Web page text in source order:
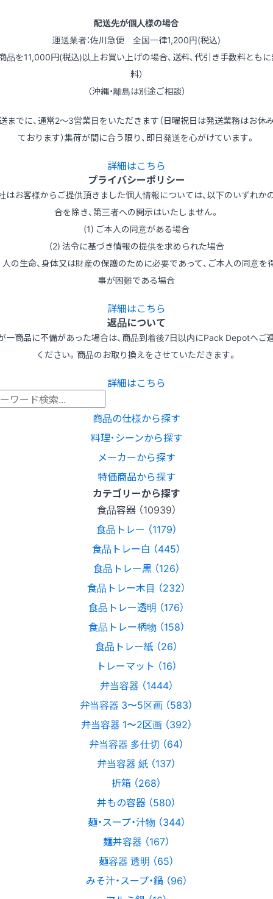
配送先が個人様の場合
運送業者：佐川急便 全国一律1,200円(税込)
品を11,000円(税込)以上お買い上げの場合、送料、代引き手数料とも
料）
（沖縄・離島は別途ご相談）
までに、通常2～3営業日をいただきます（日曜祝日は発送業務はお休
ております）集荷が間に合う限り、即日発送を心がけています。
詳細はこちら
プライバシーポリシー
はお客様からご提供頂きました個人情報については、以下のいずれか
合を除き、第三者への開示はいたしません。
(1) ご本人の同意がある場合
(2) 法令に基づき情報の提供を求められた場合
の生命、身体又は財産の保護のために必要であって、ご本人の同意を
事が困難である場合
詳細はこちら
返品について
一商品に不備があった場合は、商品到着後7日以内にPack Depotへご
ください。商品のお取り換えをさせていただきます。
詳細はこちら
商品の仕様から探す
料理･シーンから探す
メーカーから探す
特価商品から探す
カテゴリーから探す
食品容器 （10939）
食品トレー （1179）
食品トレー白 （445）
食品トレー黒 （126）
食品トレー木目 （232）
食品トレー透明 （176）
食品トレー柄物 （158）
食品トレー紙 （26）
トレーマット （16）
弁当容器 （1444）
弁当容器 3〜5区画 （583）
弁当容器 1〜2区画 （392）
弁当容器 多仕切 （64）
弁当容器 紙 （137）
折箱 （268）
丼もの容器 （580）
麺・スープ・汁物 （344）
麺丼容器 （167）
麺容器 透明 （65）
みそ汁・スープ・鍋 （96）